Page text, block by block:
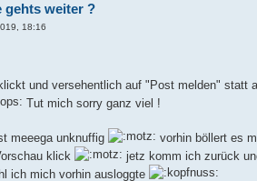
gehts weiter ?
18:16
und versehentlich auf "Post melden" statt
Tut mich sorry ganz viel !
meeega unknuffig
vorhin böllert es
klick
jetz komm ich zurück
ich mich vorhin ausloggte